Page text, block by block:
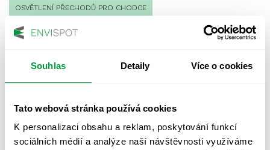
Souhlas Detaily Více o cookies
Tato webová stránka používá cookies
K personalizaci obsahu a reklam, poskytování funkcí
sociálních médií a analýze naší návštěvnosti využíváme
OSVĚTLENÍ PŘECHODŮ PRO CHODCE
OSVĚTLENÍ SPORTOVIŠŤ
VÝPOČET OSVĚTLENÍ VÝPOČET ZASTÍNĚNÍ